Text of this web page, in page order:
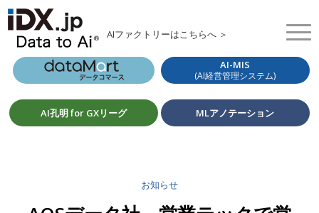
AIファクトリーはこちらへ ＞
AI-MIS
(AI経営管理システム)
AI孔明 for GXリーグ MLアノテーション
お知らせ